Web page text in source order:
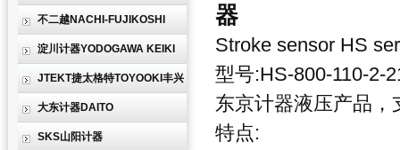
不二越NACHI-FUJIKOSHI
淀川计器YODOGAWA KEIKI
JTEKT捷太格特TOYOOKI丰兴
大东计器DAITO
SKS山阳计器
器
Stroke sensor HS
型号:HS-800-110-2-
东京计器液压产品
特点: